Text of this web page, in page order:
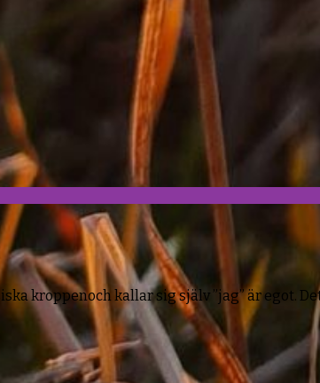
kroppenoch kallar sig själv ”jag” är egot.